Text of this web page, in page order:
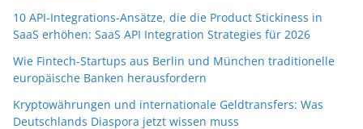
10 API-Integrations-Ansätze, die die Product Stickiness in
SaaS erhöhen: SaaS API Integration Strategies für 2026
Wie Fintech-Startups aus Berlin und München traditionelle
europäische Banken herausfordern
Kryptowährungen und internationale Geldtransfers: Was
Deutschlands Diaspora jetzt wissen muss